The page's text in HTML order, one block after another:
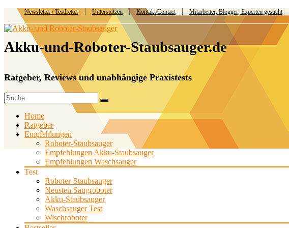
Newsletter / TestLetter Unterstützen Kontakt/Contact Mitarbeiter, Blogger, Experten gesucht
Akku-und-Roboter-Staubsauger.de
Ratgeber, Reviews und unabhängige Praxistests
Home
Ratgeber
Empfehlungen
Roboter-Staubsauger
Empfehlungen Akku-Staubsauger
Empfehlungen Waschsauger
Test
Roboter-Staubsauger
Neusten Saugroboter
Akku-Staubsauger
Waschsauger Test
Wischroboter